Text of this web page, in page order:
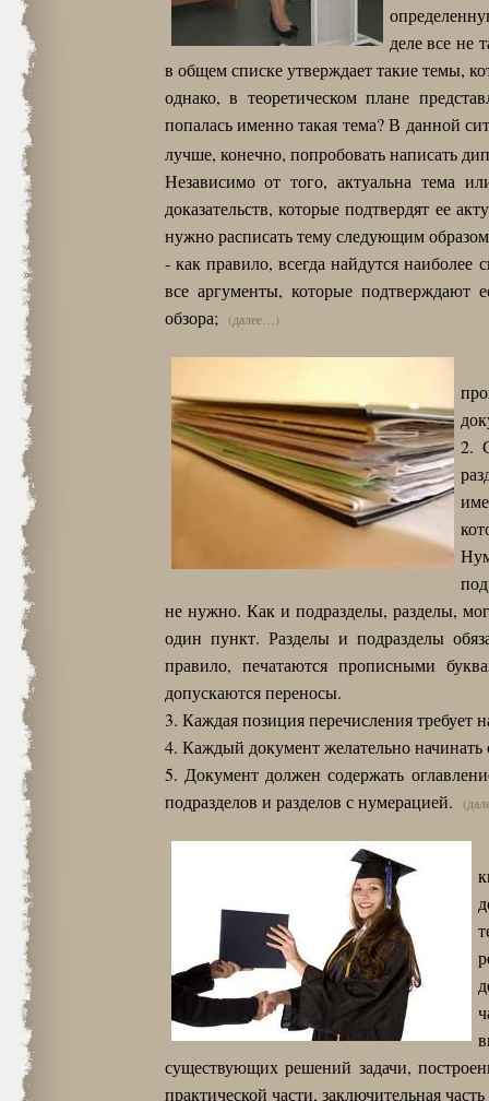
деле все не
в общем списке утверждает такие темы,
однако, в теоретическом плане
попалась именно такая тема? В данной
лучше, конечно, попробовать написать
Независимо от того, актуальна тема
доказательств, которые подтвердят ее
нужно расписать тему следующим
- как правило, всегда найдутся
все аргументы, которые подтверждают
обзора;
(далее…)
2.
не нужно. Как и подразделы, разделы,
один пункт. Разделы и подразделы
правило, печатаются прописными
допускаются переносы.
3. Каждая позиция перечисления требует
4. Каждый документ желательно
5. Документ должен содержать
подразделов и разделов с нумерацией.
существующих решений задачи,
практической части, заключительная